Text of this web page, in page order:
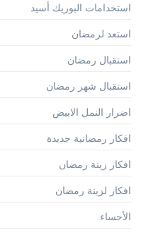
استخدامات البوريك أسيد
استعد لرمضان
استقبال رمضان
استقبال شهر رمضان
اضرار النمل الابيض
افكار رمضانية جديدة
افكار زينة رمضان
افكار لزينة رمضان
الأحساء